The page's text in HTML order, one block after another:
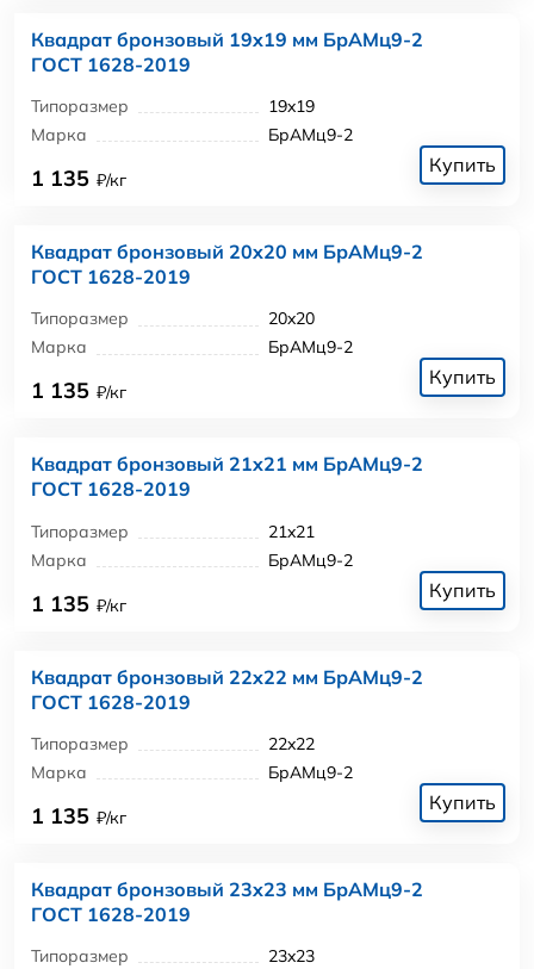
Квадрат бронзовый 19x19 мм БрАМц9-2
ГОСТ 1628-2019
Типоразмер
19x19
Марка
БрАМц9-2
1 135 ₽/кг
Купить
Квадрат бронзовый 20x20 мм БрАМц9-2
ГОСТ 1628-2019
Типоразмер
20x20
Марка
БрАМц9-2
1 135 ₽/кг
Купить
Квадрат бронзовый 21x21 мм БрАМц9-2
ГОСТ 1628-2019
Типоразмер
21x21
Марка
БрАМц9-2
1 135 ₽/кг
Купить
Квадрат бронзовый 22x22 мм БрАМц9-2
ГОСТ 1628-2019
Типоразмер
22x22
Марка
БрАМц9-2
1 135 ₽/кг
Купить
Квадрат бронзовый 23x23 мм БрАМц9-2
ГОСТ 1628-2019
Типоразмер
23x23